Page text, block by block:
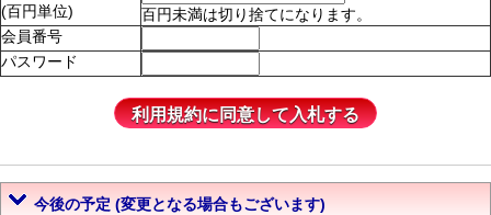
(百円単位)
百円未満は切り捨てになります。
会員番号
パスワード
今後の予定 (変更となる場合もございます)